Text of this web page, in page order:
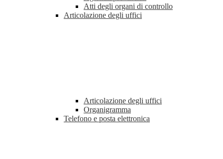
Atti degli organi di controllo
Articolazione degli uffici
Articolazione degli uffici
Organigramma
Telefono e posta elettronica